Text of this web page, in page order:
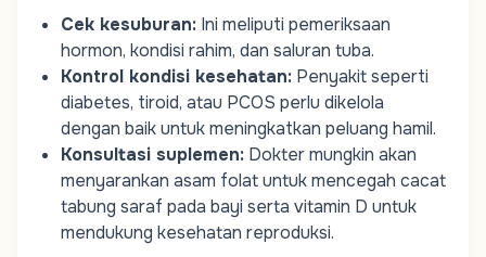
Cek kesuburan: Ini meliputi pemeriksaan
hormon, kondisi rahim, dan saluran tuba.
Kontrol kondisi kesehatan: Penyakit seperti
diabetes, tiroid, atau PCOS perlu dikelola
dengan baik untuk meningkatkan peluang hamil.
Konsultasi suplemen: Dokter mungkin akan
menyarankan asam folat untuk mencegah cacat
tabung saraf pada bayi serta vitamin D untuk
mendukung kesehatan reproduksi.